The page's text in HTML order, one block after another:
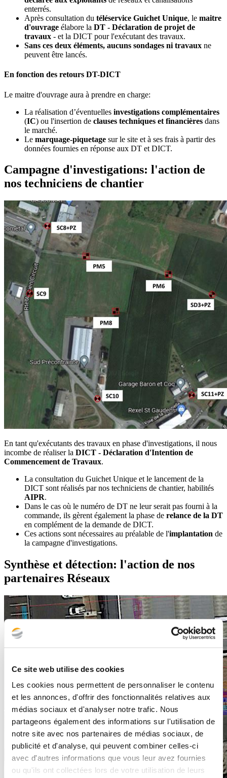
Ce site web utilise des cookies
Les cookies nous permettent de personnaliser le contenu
et les annonces, d'offrir des fonctionnalités relatives aux
médias sociaux et d'analyser notre trafic. Nous
partageons également des informations sur l'utilisation de
notre site avec nos partenaires de médias sociaux, de
publicité et d'analyse, qui peuvent combiner celles-ci
avec d'autres informations que vous leur avez fournies
ou qu'ils ont collectées lors de votre utilisation de leurs
enterrés.
Après consultation du téléservice Guichet Unique, le maitre
d'ouvrage élabore la DT - Déclaration de projet de
travaux - et la DICT pour l'exécutant des travaux.
Sans ces deux éléments, aucuns sondages ni travaux ne
peuvent être lancés.
En fonction des retours DT-DICT
Le maitre d'ouvrage aura à prendre en charge:
La réalisation d’éventuelles investigations complémentaires
(IC) ou l'insertion de clauses techniques et financières dans
le marché.
Le marquage-piquetage sur le site et à ses frais à partir des
données fournies en réponse aux DT et DICT.
Campagne d'investigations: l'action de
nos techniciens de chantier
En tant qu'exécutants des travaux en phase d'investigations, il nous
incombe de réaliser la DICT - Déclaration d'Intention de
Commencement de Travaux.
La consultation du Guichet Unique et le lancement de la
DICT sont réalisés par nos techniciens de chantier, habilités
AIPR.
Dans le cas où le numéro de DT ne leur serait pas fourni à la
commande, ils gèrent également la phase de relance de la DT
en complément de la demande de DICT.
Ces actions sont nécessaires au préalable de l'implantation de
la campagne d'investigations.
Synthèse et détection: l'action de nos
partenaires Réseaux